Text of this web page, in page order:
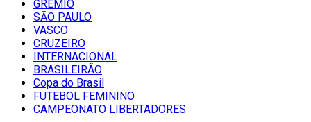
GRÊMIO
SĀO PAULO
VASCO
CRUZEIRO
INTERNACIONAL
BRASILEIRÃO
Copa do Brasil
FUTEBOL FEMININO
CAMPEONATO LIBERTADORES